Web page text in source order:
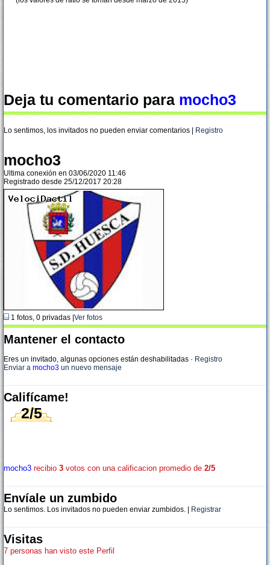
Deja tu comentario para mocho3
Lo sentimos, los invitados no pueden enviar comentarios | Registro
mocho3
Ultima conexión en 03/06/2020 11:46
Registrado desde 25/12/2017 20:28
1 fotos, 0 privadas | Ver fotos
Mantener el contacto
Eres un invitado, algunas opciones están deshabilitadas · Registro
Enviar a mocho3 un nuevo mensaje
Califícame!
2/5
mocho3 recibio 3 votos con una calificacion promedio de 2/5
Envíale un zumbido
Lo sentimos. Los invitados no pueden enviar zumbidos. | Registrar
Visitas
7 personas han visto este Perfil